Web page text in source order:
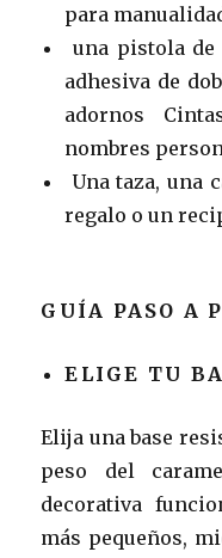
para
una pistola de
adhesiva de
adornos
nombres
Una taza, una
regalo o un
GUÍA PASO A
ELIGE TU
Elija una base
peso del
decorativa
más pequeños,